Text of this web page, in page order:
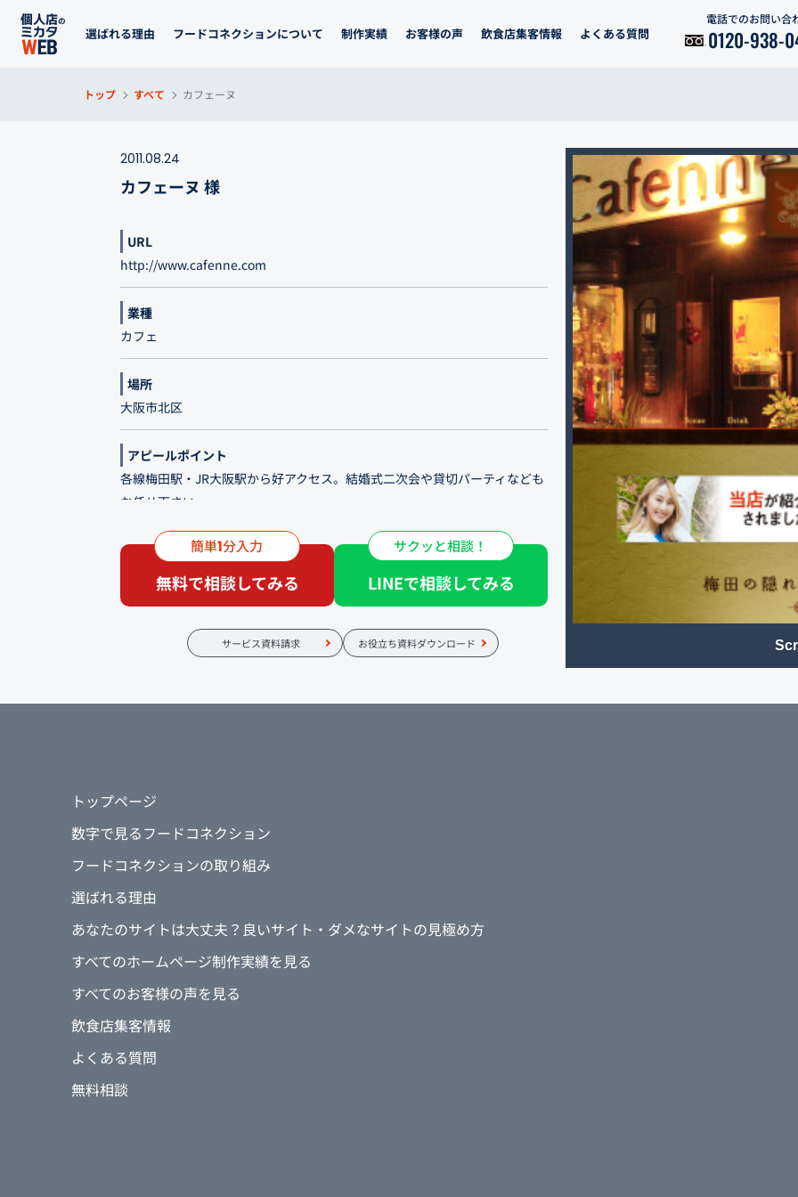
選ばれる理由 フードコネクションについて 制作実績 お客様の声 飲食店集客情報 よくある質問
電話でのお問い合
0120-938-
トップ すべて カフェーヌ
2011.08.24
カフェーヌ 様
URL
http://www.cafenne.com
業種
カフェ
場所
大阪市北区
アピールポイント
各線梅田駅・JR大阪駅から好アクセス。結婚式二次会や貸切パーティなども
お任せ下さい。
各種パーティや結婚式二次会など承っております。プロジェクターや大型ス
クリーンもご用意しております。皆様の思い出に残るひと時のお手伝いをで
きれば幸いです。交通アクセスも便利な立地にありますので是非お誘い合わ
せの上ご来店くださいませ。
簡単1分入力
無料で相談してみる
サクッと相談！
LINEで相談してみる
サービス資料請求 お役立ち資料ダウンロード
トップページ
数字で見るフードコネクション
フードコネクションの取り組み
選ばれる理由
あなたのサイトは大丈夫？良いサイト・ダメなサイトの見極め方
すべてのホームページ制作実績を見る
すべてのお客様の声を見る
飲食店集客情報
よくある質問
無料相談